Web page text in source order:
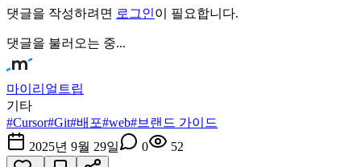
댓글을 작성하려면 로그인이 필요합니다.
댓글을 불러오는 중...
마이리얼트립
기타
#Cursor#Git#배포#web#브랜드 가이드
2025년 9월 29일
0 52